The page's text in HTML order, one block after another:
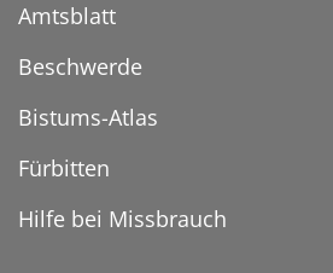
Amtsblatt
Beschwerde
Bistums-Atlas
Fürbitten
Hilfe bei Missbrauch